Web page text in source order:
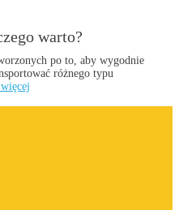
warto?
po to, aby wygodnie
różnego typu